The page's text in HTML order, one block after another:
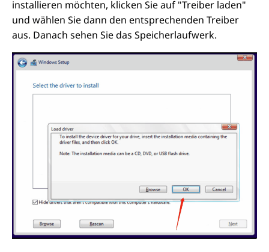
installieren möchten, klicken Sie auf "Treiber laden"
und wählen Sie dann den entsprechenden Treiber
aus. Danach sehen Sie das Speicherlaufwerk.